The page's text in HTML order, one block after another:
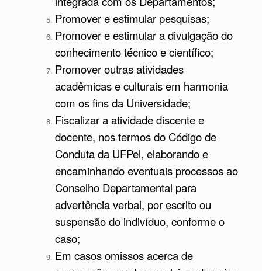
Promover e estimular pesquisas;
Promover e estimular a divulgação do
conhecimento técnico e científico;
Promover outras atividades
acadêmicas e culturais em harmonia
com os fins da Universidade;
Fiscalizar a atividade discente e
docente, nos termos do Código de
Conduta da UFPel, elaborando e
encaminhando eventuais processos ao
Conselho Departamental para
advertência verbal, por escrito ou
suspensão do indivíduo, conforme o
caso;
Em casos omissos acerca de